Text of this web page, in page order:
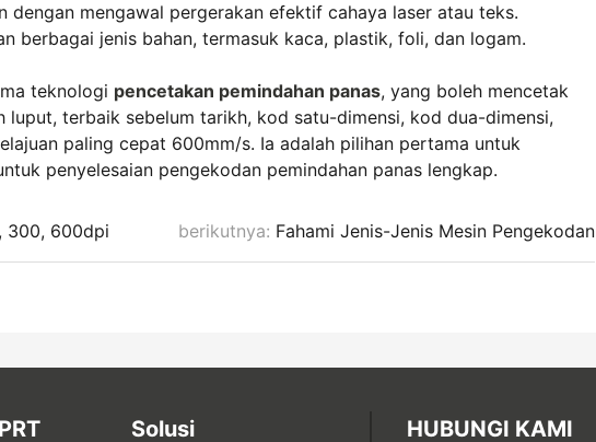
mengawal pergerakan efektif cahaya laser atau teks.
berbagai jenis bahan, termasuk kaca, plastik, foli, dan logam.
teknologi pencetakan pemindahan panas, yang boleh mencetak
terbaik sebelum tarikh, kod satu-dimensi, kod dua-dimensi,
paling cepat 600mm/s. Ia adalah pilihan pertama untuk
penyelesaian pengekodan pemindahan panas lengkap.
300, 600dpi berikutnya: Fahami Jenis-Jenis Mesin Pengekodan
Solusi HUBUNGI KAMI